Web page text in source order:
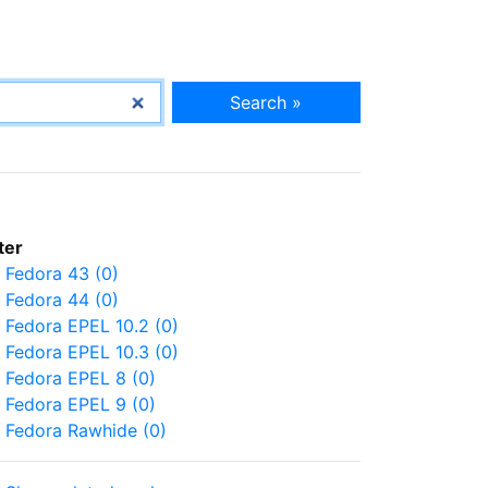
Search »
Fedora 43 (0)
Fedora 44 (0)
Fedora EPEL 10.2 (0)
Fedora EPEL 10.3 (0)
Fedora EPEL 8 (0)
Fedora EPEL 9 (0)
Fedora Rawhide (0)